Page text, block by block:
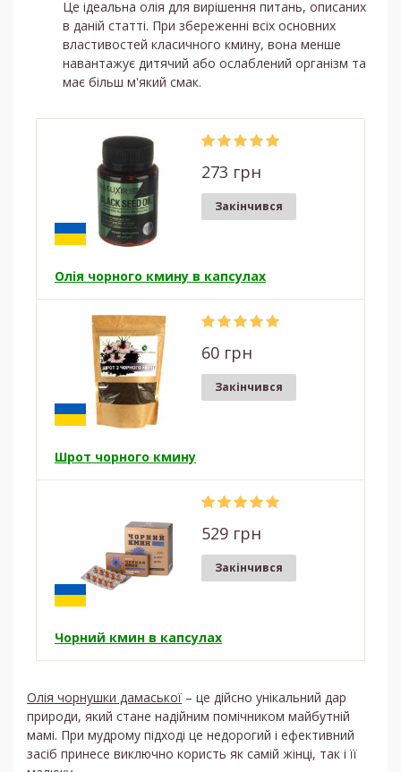
Це ідеальна олія для вирішення питань, описаних
в даній статті. При збереженні всіх основних
властивостей класичного кмину, вона менше
навантажує дитячий або ослаблений організм та
має більш м'який смак.
273 грн
Закінчився
Олія чорного кмину в капсулах
60 грн
Закінчився
Шрот чорного кмину
529 грн
Закінчився
Чорний кмин в капсулах
Олія чорнушки дамаської – це дійсно унікальний дар
природи, який стане надійним помічником майбутній
мамі. При мудрому підході це недорогий і ефективний
засіб принесе виключно користь як самій жінці, так і її